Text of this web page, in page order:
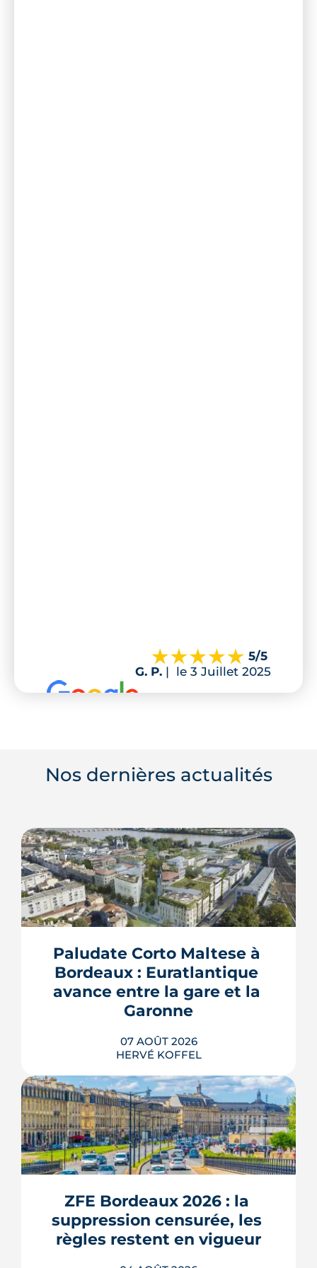
5/5
G. P. | le 3 Juillet 2025
Nos dernières actualités
Paludate Corto Maltese à
Bordeaux : Euratlantique
avance entre la gare et la
Garonne
07 AOÛT 2026
HERVÉ KOFFEL
Entre la gare Saint-Jean et le fleuve, un
ancien secteur d'entrepôts et de chais
devient l'une des vitrines de Bordeaux
chantier Canopia, futur parc Descas :
voici où en est ce morceau de ville en
train de se recoudre.
LIRE L'ARTICLE
ZFE Bordeaux 2026 : la
suppression censurée, les
règles restent en vigueur